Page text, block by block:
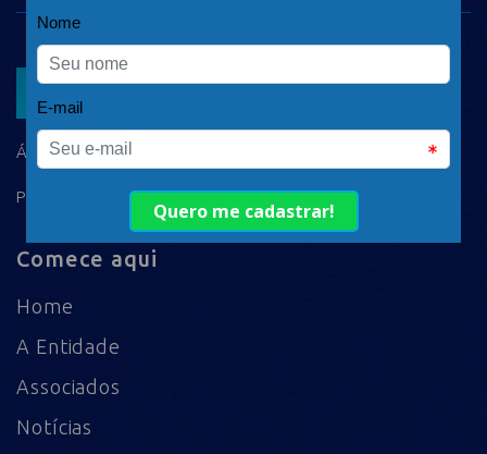
ÁREA DO ASSOCIADO
POLÍTICA DE PRIVACIDADE
Comece aqui
Home
A Entidade
Associados
Notícias